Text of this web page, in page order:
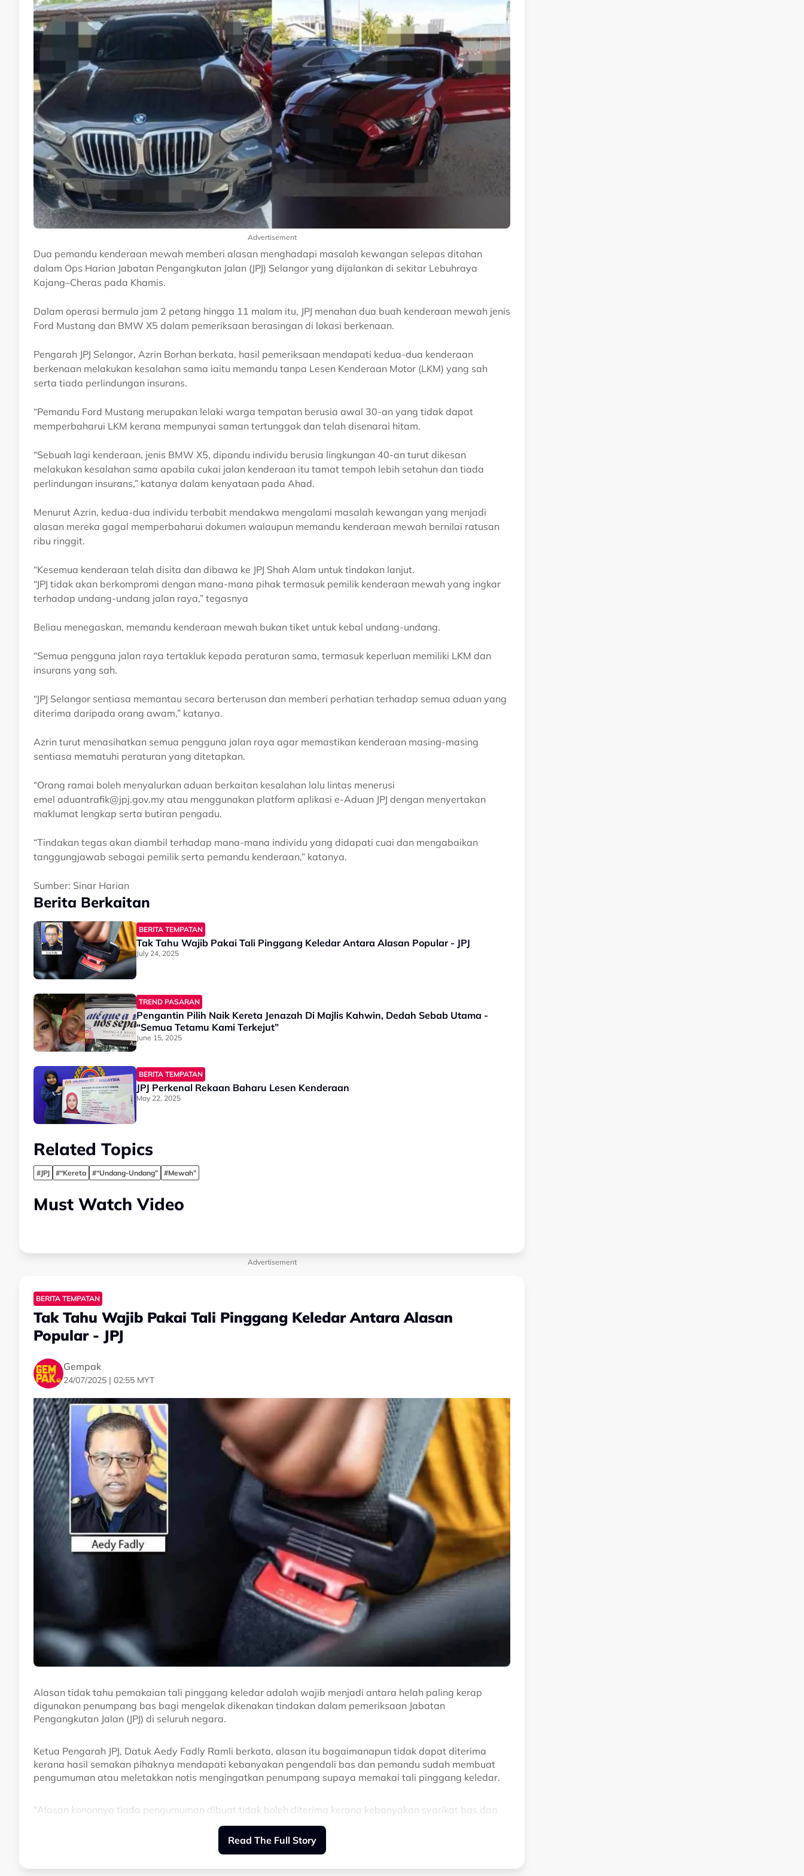
Advertisement
Dua pemandu kenderaan mewah memberi alasan menghadapi masalah kewangan selepas ditahan
dalam Ops Harian Jabatan Pengangkutan Jalan (JPJ) Selangor yang dijalankan di sekitar Lebuhraya
Kajang–Cheras pada Khamis.
Dalam operasi bermula jam 2 petang hingga 11 malam itu, JPJ menahan dua buah kenderaan mewah jenis
Ford Mustang dan BMW X5 dalam pemeriksaan berasingan di lokasi berkenaan.
Pengarah JPJ Selangor, Azrin Borhan berkata, hasil pemeriksaan mendapati kedua-dua kenderaan
berkenaan melakukan kesalahan sama iaitu memandu tanpa Lesen Kenderaan Motor (LKM) yang sah
serta tiada perlindungan insurans.
“Pemandu Ford Mustang merupakan lelaki warga tempatan berusia awal 30-an yang tidak dapat
memperbaharui LKM kerana mempunyai saman tertunggak dan telah disenarai hitam.
“Sebuah lagi kenderaan, jenis BMW X5, dipandu individu berusia lingkungan 40-an turut dikesan
melakukan kesalahan sama apabila cukai jalan kenderaan itu tamat tempoh lebih setahun dan tiada
perlindungan insurans,” katanya dalam kenyataan pada Ahad.
Menurut Azrin, kedua-dua individu terbabit mendakwa mengalami masalah kewangan yang menjadi
alasan mereka gagal memperbaharui dokumen walaupun memandu kenderaan mewah bernilai ratusan
ribu ringgit.
“Kesemua kenderaan telah disita dan dibawa ke JPJ Shah Alam untuk tindakan lanjut.
“JPJ tidak akan berkompromi dengan mana-mana pihak termasuk pemilik kenderaan mewah yang ingkar
terhadap undang-undang jalan raya,” tegasnya
Beliau menegaskan, memandu kenderaan mewah bukan tiket untuk kebal undang-undang.
“Semua pengguna jalan raya tertakluk kepada peraturan sama, termasuk keperluan memiliki LKM dan
insurans yang sah.
“JPJ Selangor sentiasa memantau secara berterusan dan memberi perhatian terhadap semua aduan yang
diterima daripada orang awam,” katanya.
Azrin turut menasihatkan semua pengguna jalan raya agar memastikan kenderaan masing-masing
sentiasa mematuhi peraturan yang ditetapkan.
“Orang ramai boleh menyalurkan aduan berkaitan kesalahan lalu lintas menerusi
emel aduantrafik@jpj.gov.my atau menggunakan platform aplikasi e-Aduan JPJ dengan menyertakan
maklumat lengkap serta butiran pengadu.
“Tindakan tegas akan diambil terhadap mana-mana individu yang didapati cuai dan mengabaikan
tanggungjawab sebagai pemilik serta pemandu kenderaan,” katanya.
Sumber: Sinar Harian
Berita Berkaitan
BERITA TEMPATAN
Tak Tahu Wajib Pakai Tali Pinggang Keledar Antara Alasan Popular - JPJ
July 24, 2025
TREND PASARAN
Pengantin Pilih Naik Kereta Jenazah Di Majlis Kahwin, Dedah Sebab Utama -
“Semua Tetamu Kami Terkejut”
June 15, 2025
BERITA TEMPATAN
JPJ Perkenal Rekaan Baharu Lesen Kenderaan
May 22, 2025
Related Topics
#JPJ #“Kereta #“Undang-Undang” #Mewah”
Must Watch Video
Advertisement
BERITA TEMPATAN
Tak Tahu Wajib Pakai Tali Pinggang Keledar Antara Alasan
Popular - JPJ
Gempak
24/07/2025 | 02:55 MYT
Alasan tidak tahu pemakaian tali pinggang keledar adalah wajib menjadi antara helah paling kerap
digunakan penumpang bas bagi mengelak dikenakan tindakan dalam pemeriksaan Jabatan
Pengangkutan Jalan (JPJ) di seluruh negara.
Ketua Pengarah JPJ, Datuk Aedy Fadly Ramli berkata, alasan itu bagaimanapun tidak dapat diterima
kerana hasil semakan pihaknya mendapati kebanyakan pengendali bas dan pemandu sudah membuat
pengumuman atau meletakkan notis mengingatkan penumpang supaya memakai tali pinggang keledar.
"Alasan kononnya tiada pengumuman dibuat tidak boleh diterima kerana kebanyakan syarikat bas dan
"Malah kalau ada pelancong atau bukan warganegara, jika penumpang mereka tetap tertakluk kepada
Read The Full Story